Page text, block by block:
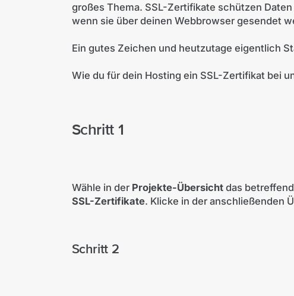
großes Thema. SSL-Zertifikate schützen
wenn sie über deinen Webbrowser gesendet
Ein gutes Zeichen und heutzutage eigentlich
Wie du für dein Hosting ein SSL-Zertifikat bei
Schritt 1
Wähle in der Projekte-Übersichtdas
SSL-Zertifikate. Klicke in der anschließenden
Schritt 2